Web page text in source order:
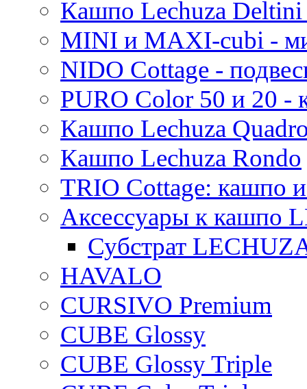
Кашпо Lechuza
MINI и MAXI-cubi -
NIDO Cottage -
PURO Color 50 и 20
Кашпо Lechuza
Кашпо Lechuza Rondo
TRIO Cottage: кашпо
Аксессуары к кашпо
Субстрат
HAVALO
CURSIVO Premium
CUBE Glossy
CUBE Glossy Triple